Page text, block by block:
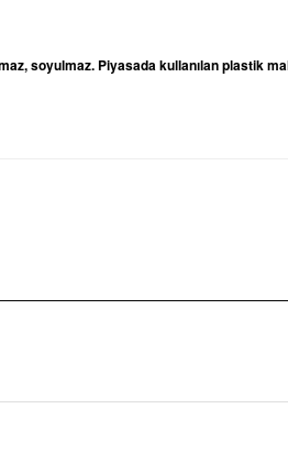
soyulmaz. Piyasada kullanılan plastik